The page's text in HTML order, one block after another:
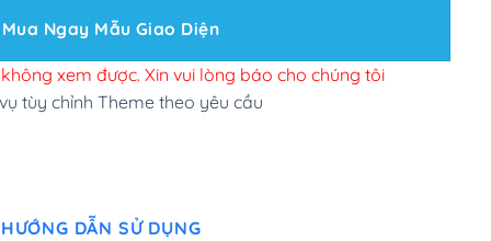
site Wordpress(+100,000₫)
đăng web(+300,000₫)
tuỳ chọn (+2,000,000₫)
Mua Ngay Mẫu Giao Diện
xem được. Xin vui lòng báo cho chúng tôi
tùy chỉnh Theme theo yêu cầu
HƯỚNG DẪN SỬ DỤNG